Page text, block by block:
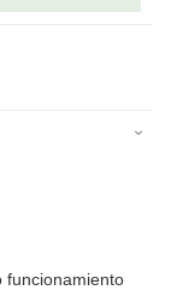
funcionamiento